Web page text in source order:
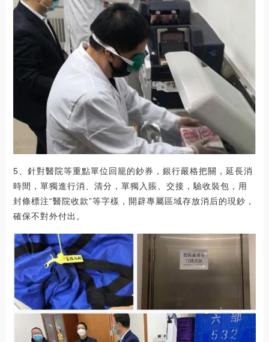
5、針對醫院等重點單位回籠的鈔券，銀行嚴格把關，延長消
時間，單獨進行消、清分，單獨入賬、交接，驗收裝包，用
封條標注“醫院收款”等字樣，開辟專屬區域存放消后的現鈔，
確保不對外付出。